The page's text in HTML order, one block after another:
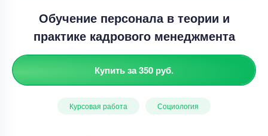
Обучение персонала в теории и
практике кадрового менеджмента
Купить за 350 руб.
Курсовая работа Социология